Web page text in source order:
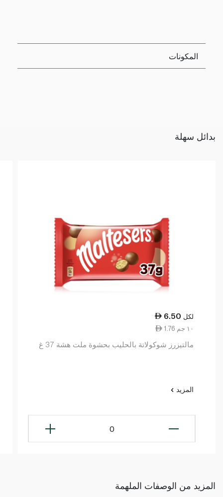
المكونات
بدائل سهلة
6.50 لكل
1.76 ١٠ جم
مالتيزرز شوكولاتة بالحليب بحشوة ملت هشة 37 غ
المزيد
0
المزيد من الوصفات الملهمة